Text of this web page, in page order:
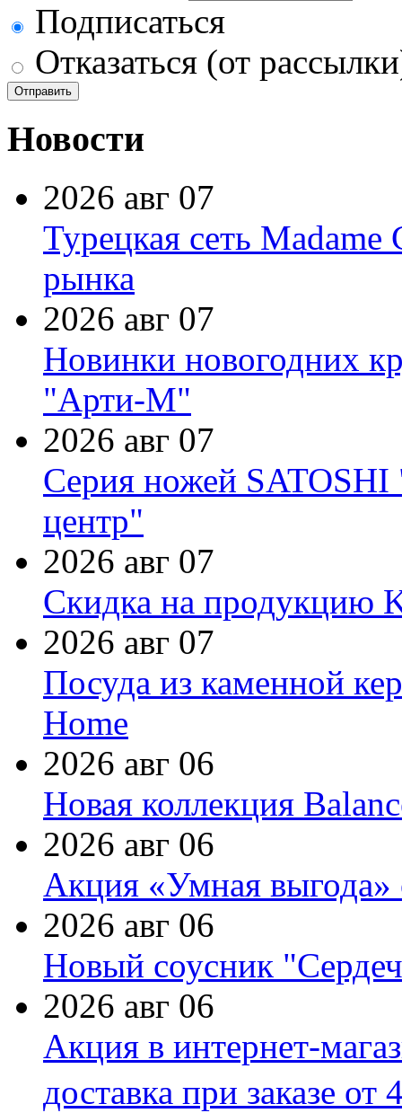
Подписаться
Отказаться (от
Новости
2026 авг 07
Турецкая сеть Madame
рынка
2026 авг 07
Новинки новогодних
"Арти-М"
2026 авг 07
Серия ножей
центр"
2026 авг 07
Скидка на продукцию
2026 авг 07
Посуда из каменной
Home
2026 авг 06
Новая коллекция
2026 авг 06
Акция «Умная выгода»
2026 авг 06
Новый соусник
2026 авг 06
Акция в интернет-
доставка при заказе от